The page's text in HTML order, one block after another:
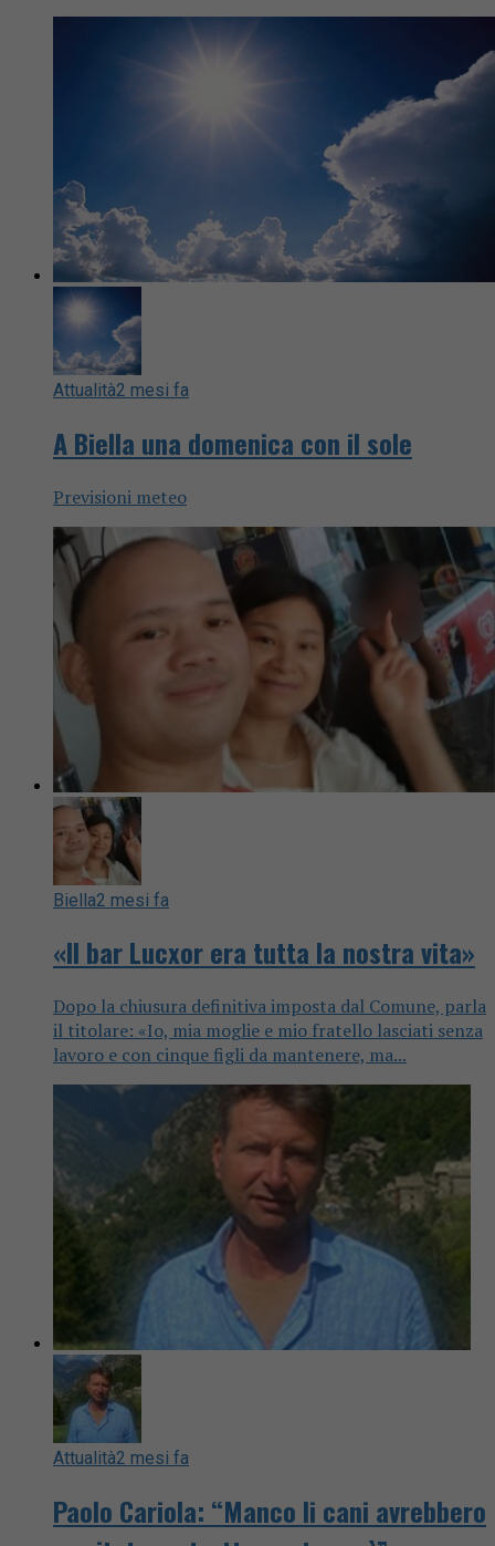
Attualità2 mesi fa
A Biella una domenica con il sole
Previsioni meteo
Biella2 mesi fa
«Il bar Lucxor era tutta la nostra vita»
Dopo la chiusura definitiva imposta dal Comune, parla
il titolare: «Io, mia moglie e mio fratello lasciati senza
lavoro e con cinque figli da mantenere, ma...
Attualità2 mesi fa
Paolo Cariola: “Manco li cani avrebbero